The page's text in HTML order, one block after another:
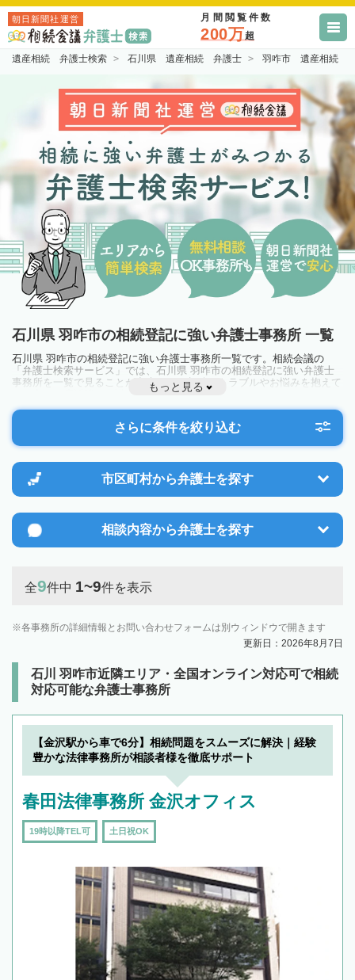
朝日新聞社運営 月間閲覧件数
200万超
遺産相続 弁護士検索 石川県 遺産相続 弁護士 羽咋市 遺産相続
石川県 羽咋市の相続登記に強い弁護士事務所 一覧
石川県 羽咋市の相続登記に強い弁護士事務所一覧です。相続会議の
「弁護士検索サービス」では、石川県 羽咋市の相続登記に強い弁護士
事務所を一覧で見ることが出来ます。相続のトラブルやお悩みを抱えて
いる方は一度近隣の弁護士に相談してみましょう。
もっと見る
さらに条件を絞り込む
市区町村から弁護士を探す
相談内容から弁護士を探す
全9件中 1~9件を表示
各事務所の詳細情報とお問い合わせフォームは別ウィンドウで開きます
更新日：2026年8月7日
石川 羽咋市近隣エリア・全国オンライン対応可で相続
対応可能な弁護士事務所
【金沢駅から車で6分】相続問題をスムーズに解決｜経験
豊かな法律事務所が相談者様を徹底サポート
春田法律事務所 金沢オフィス
19時以降TEL可 土日祝OK